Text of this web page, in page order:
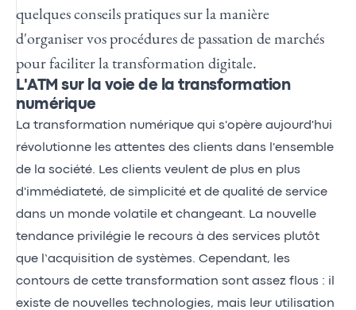
quelques conseils pratiques sur la manière
d'organiser vos procédures de passation de marchés
pour faciliter la transformation digitale.
L'ATM sur la voie de la transformation
numérique
La transformation numérique qui s'opère aujourd'hui
révolutionne les attentes des clients dans l'ensemble
de la société. Les clients veulent de plus en plus
d'immédiateté, de simplicité et de qualité de service
dans un monde volatile et changeant. La nouvelle
tendance privilégie le recours à des services plutôt
que l’acquisition de systèmes. Cependant, les
contours de cette transformation sont assez flous : il
existe de nouvelles technologies, mais leur utilisation